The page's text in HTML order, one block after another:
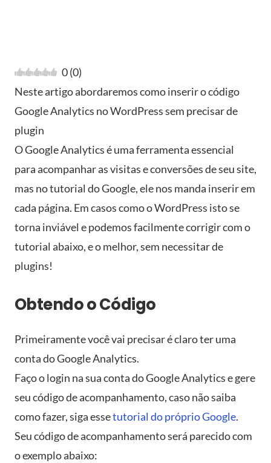
0(0)
Neste artigo abordaremos como inserir o código
Google Analytics no WordPress sem precisar de
plugin
O Google Analytics é uma ferramenta essencial
para acompanhar as visitas e conversões de seu site,
mas no tutorial do Google, ele nos manda inserir em
cada página. Em casos como o WordPress isto se
torna inviável e podemos facilmente corrigir com o
tutorial abaixo, e o melhor, sem necessitar de
plugins!
Obtendo o Código
Primeiramente você vai precisar é claro ter uma
conta do Google Analytics.
Faço o login na sua conta do Google Analytics e gere
seu código de acompanhamento, caso não saiba
como fazer, siga essetutorial do próprio Google.
Seu código de acompanhamento será parecido com
o exemplo abaixo: